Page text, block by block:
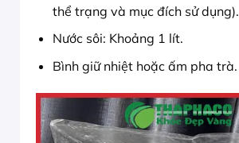
thể trạng và mục đích sử dụng).
Nước sôi: Khoảng 1 lít.
Bình giữ nhiệt hoặc ấm pha trà.